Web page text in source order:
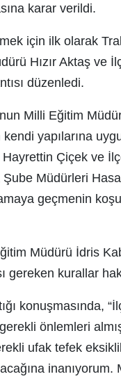
karar verildi.
için ilk olarak
Hızır Aktaş ve
düzenledi.
Milli Eğitim
yapılarına
Hayrettin Çiçek ve
Şube Müdürleri
geçmenin
Müdürü İdris
gereken kurallar
konuşmasında,
önlemleri
ufak tefek
inanıyorum.